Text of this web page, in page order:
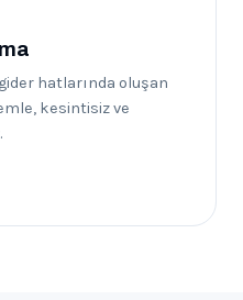
hatlarında oluşan
kesintisiz ve